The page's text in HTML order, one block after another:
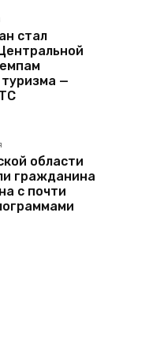
стал
—
области
гражданина
с почти